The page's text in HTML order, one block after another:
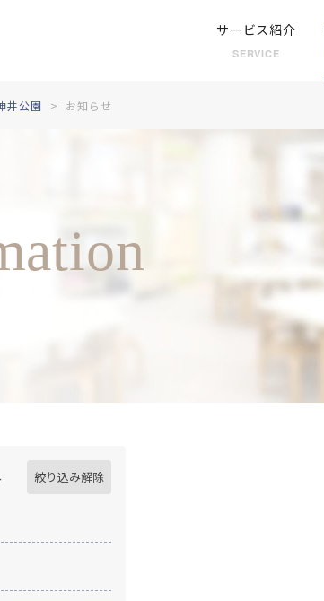
サービス紹介
SERVICE
井公園 お知らせ
絞り込み解除